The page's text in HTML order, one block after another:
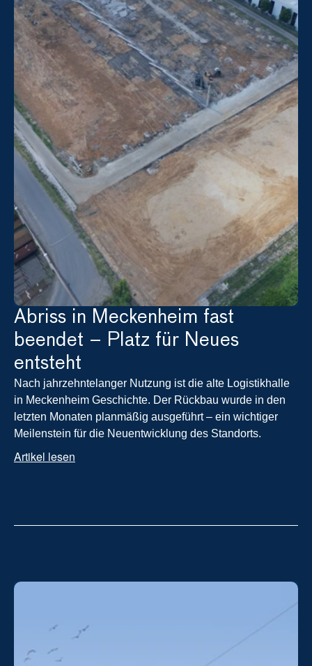
Abriss in Meckenheim fast
beendet – Platz für Neues
entsteht
Nach jahrzehntelanger Nutzung ist die alte Logistikhalle
in Meckenheim Geschichte. Der Rückbau wurde in den
letzten Monaten planmäßig ausgeführt – ein wichtiger
Meilenstein für die Neuentwicklung des Standorts.
Artikel lesen